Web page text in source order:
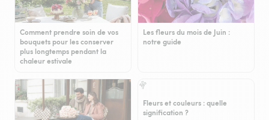
Comment prendre soin de vos
bouquets pour les conserver
plus longtemps pendant la
chaleur estivale
Les fleurs du mois de Juin :
notre guide
Fleurs et couleurs : quelle
signification ?